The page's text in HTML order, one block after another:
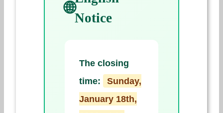
Notice
The closing
time:
Sunday,
January 18th,